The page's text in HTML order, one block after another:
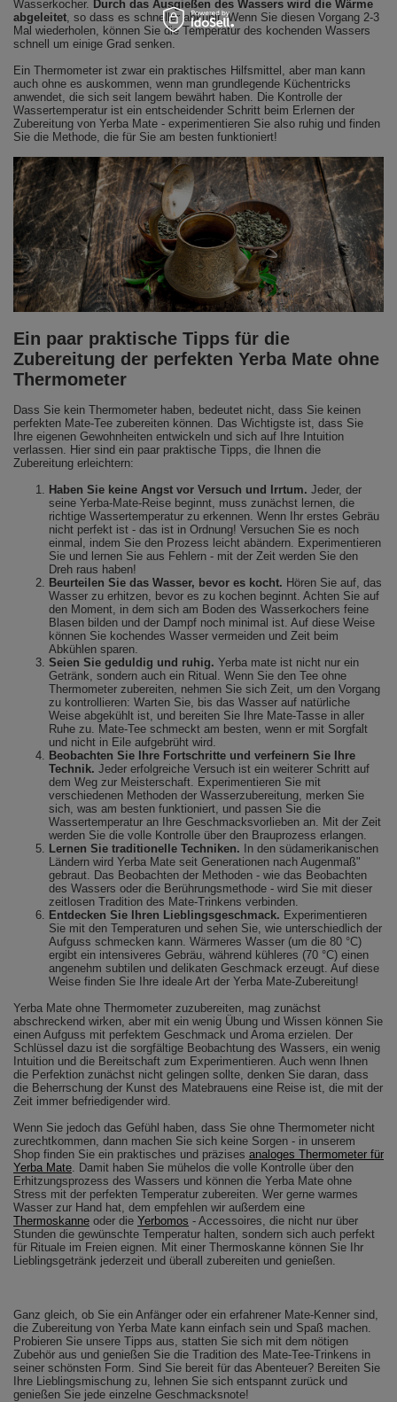
Wasserkocher. Durch das Ausgießen des Wassers wird die Wärme
abgeleitet, so dass es schneller abkühlt. Wenn Sie diesen Vorgang 2-3
Mal wiederholen, können Sie die Temperatur des kochenden Wassers
schnell um einige Grad senken.
Ein Thermometer ist zwar ein praktisches Hilfsmittel, aber man kann
auch ohne es auskommen, wenn man grundlegende Küchentricks
anwendet, die sich seit langem bewährt haben. Die Kontrolle der
Wassertemperatur ist ein entscheidender Schritt beim Erlernen der
Zubereitung von Yerba Mate - experimentieren Sie also ruhig und finden
Sie die Methode, die für Sie am besten funktioniert!
Ein paar praktische Tipps für die
Zubereitung der perfekten Yerba Mate ohne
Thermometer
Dass Sie kein Thermometer haben, bedeutet nicht, dass Sie keinen
perfekten Mate-Tee zubereiten können. Das Wichtigste ist, dass Sie
Ihre eigenen Gewohnheiten entwickeln und sich auf Ihre Intuition
verlassen. Hier sind ein paar praktische Tipps, die Ihnen die
Zubereitung erleichtern:
Haben Sie keine Angst vor Versuch und Irrtum. Jeder, der
seine Yerba-Mate-Reise beginnt, muss zunächst lernen, die
richtige Wassertemperatur zu erkennen. Wenn Ihr erstes Gebräu
nicht perfekt ist - das ist in Ordnung! Versuchen Sie es noch
einmal, indem Sie den Prozess leicht abändern. Experimentieren
Sie und lernen Sie aus Fehlern - mit der Zeit werden Sie den
Dreh raus haben!
Beurteilen Sie das Wasser, bevor es kocht. Hören Sie auf, das
Wasser zu erhitzen, bevor es zu kochen beginnt. Achten Sie auf
den Moment, in dem sich am Boden des Wasserkochers feine
Blasen bilden und der Dampf noch minimal ist. Auf diese Weise
können Sie kochendes Wasser vermeiden und Zeit beim
Abkühlen sparen.
Seien Sie geduldig und ruhig. Yerba mate ist nicht nur ein
Getränk, sondern auch ein Ritual. Wenn Sie den Tee ohne
Thermometer zubereiten, nehmen Sie sich Zeit, um den Vorgang
zu kontrollieren: Warten Sie, bis das Wasser auf natürliche
Weise abgekühlt ist, und bereiten Sie Ihre Mate-Tasse in aller
Ruhe zu. Mate-Tee schmeckt am besten, wenn er mit Sorgfalt
und nicht in Eile aufgebrüht wird.
Beobachten Sie Ihre Fortschritte und verfeinern Sie Ihre
Technik. Jeder erfolgreiche Versuch ist ein weiterer Schritt auf
dem Weg zur Meisterschaft. Experimentieren Sie mit
verschiedenen Methoden der Wasserzubereitung, merken Sie
sich, was am besten funktioniert, und passen Sie die
Wassertemperatur an Ihre Geschmacksvorlieben an. Mit der Zeit
werden Sie die volle Kontrolle über den Brauprozess erlangen.
Lernen Sie traditionelle Techniken. In den südamerikanischen
Ländern wird Yerba Mate seit Generationen nach Augenmaß"
gebraut. Das Beobachten der Methoden - wie das Beobachten
des Wassers oder die Berührungsmethode - wird Sie mit dieser
zeitlosen Tradition des Mate-Trinkens verbinden.
Entdecken Sie Ihren Lieblingsgeschmack. Experimentieren
Sie mit den Temperaturen und sehen Sie, wie unterschiedlich der
Aufguss schmecken kann. Wärmeres Wasser (um die 80 °C)
ergibt ein intensiveres Gebräu, während kühleres (70 °C) einen
angenehm subtilen und delikaten Geschmack erzeugt. Auf diese
Weise finden Sie Ihre ideale Art der Yerba Mate-Zubereitung!
Yerba Mate ohne Thermometer zuzubereiten, mag zunächst
abschreckend wirken, aber mit ein wenig Übung und Wissen können Sie
einen Aufguss mit perfektem Geschmack und Aroma erzielen. Der
Schlüssel dazu ist die sorgfältige Beobachtung des Wassers, ein wenig
Intuition und die Bereitschaft zum Experimentieren. Auch wenn Ihnen
die Perfektion zunächst nicht gelingen sollte, denken Sie daran, dass
die Beherrschung der Kunst des Matebrauens eine Reise ist, die mit der
Zeit immer befriedigender wird.
Wenn Sie jedoch das Gefühl haben, dass Sie ohne Thermometer nicht
zurechtkommen, dann machen Sie sich keine Sorgen - in unserem
Shop finden Sie ein praktisches und präzises analoges Thermometer für
Yerba Mate . Damit haben Sie mühelos die volle Kontrolle über den
Erhitzungsprozess des Wassers und können die Yerba Mate ohne
Stress mit der perfekten Temperatur zubereiten. Wer gerne warmes
Wasser zur Hand hat, dem empfehlen wir außerdem eine
Thermoskanne oder die Yerbomos - Accessoires, die nicht nur über
Stunden die gewünschte Temperatur halten, sondern sich auch perfekt
für Rituale im Freien eignen. Mit einer Thermoskanne können Sie Ihr
Lieblingsgetränk jederzeit und überall zubereiten und genießen.
Ganz gleich, ob Sie ein Anfänger oder ein erfahrener Mate-Kenner sind,
die Zubereitung von Yerba Mate kann einfach sein und Spaß machen.
Probieren Sie unsere Tipps aus, statten Sie sich mit dem nötigen
Zubehör aus und genießen Sie die Tradition des Mate-Tee-Trinkens in
seiner schönsten Form. Sind Sie bereit für das Abenteuer? Bereiten Sie
Ihre Lieblingsmischung zu, lehnen Sie sich entspannt zurück und
genießen Sie jede einzelne Geschmacksnote!